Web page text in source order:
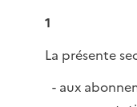
1
La présente
aux